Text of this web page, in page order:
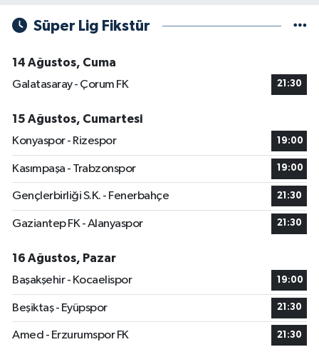
Süper Lig Fikstür
14 Ağustos, Cuma
Galatasaray - Çorum FK
21:30
15 Ağustos, Cumartesi
Konyaspor - Rizespor
19:00
Kasımpaşa - Trabzonspor 19:00
Gençlerbirliği S.K. - Fenerbahçe 21:30
Gaziantep FK - Alanyaspor 21:30
16 Ağustos, Pazar
Başakşehir - Kocaelispor
19:00
Beşiktaş - Eyüpspor 21:30
Amed - Erzurumspor FK 21:30